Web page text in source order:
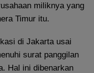
miliknya yang
Timur itu.
di Jakarta usai
surat panggilan
Hal ini dibenarkan